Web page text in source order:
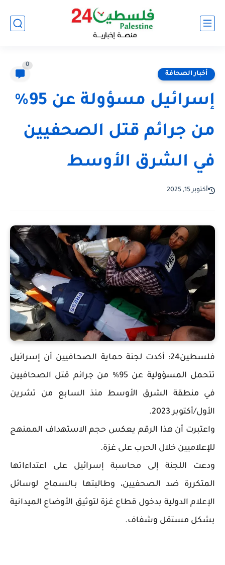
أخبار الصحافة
0
إسرائيل مسؤولة عن 95%
من جرائم قتل الصحفيين
في الشرق الأوسط
أكتوبر 15, 2025
فلسطين24: أكدت لجنة حماية الصحافيين أن إسرائيل
تتحمل المسؤولية عن 95% من جرائم قتل الصحافيين
في منطقة الشرق الأوسط منذ السابع من تشرين
الأول/أكتوبر 2023.
واعتبرت أن هذا الرقم يعكس حجم الاستهداف الممنهج
للإعلاميين خلال الحرب على غزة.
ودعت اللجنة إلى محاسبة إسرائيل على اعتداءاتها
المتكررة ضد الصحفيين، وطالبتها بـالسماح لوسائل
الإعلام الدولية بدخول قطاع غزة لتوثيق الأوضاع الميدانية
بشكل مستقل وشفاف.